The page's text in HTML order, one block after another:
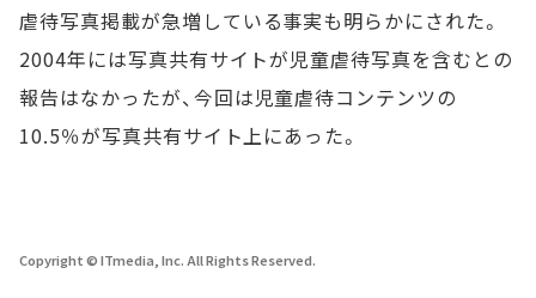
虐待写真掲載が急増している事実も明らかにされた。
2004年には写真共有サイトが児童虐待写真を含むとの
報告はなかったが、今回は児童虐待コンテンツの
10.5％が写真共有サイト上にあった。
Copyright © ITmedia, Inc. All Rights Reserved.